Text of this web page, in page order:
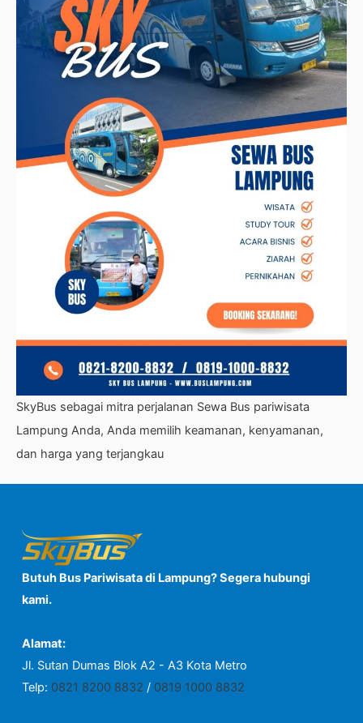
SkyBus sebagai mitra perjalanan Sewa Bus pariwisata
Lampung Anda, Anda memilih keamanan, kenyamanan,
dan harga yang terjangkau
Butuh Bus Pariwisata di Lampung? Segera hubungi
kami.
Alamat:
Jl. Sutan Dumas Blok A2 - A3 Kota Metro
Telp: 0821 8200 8832 / 0819 1000 8832